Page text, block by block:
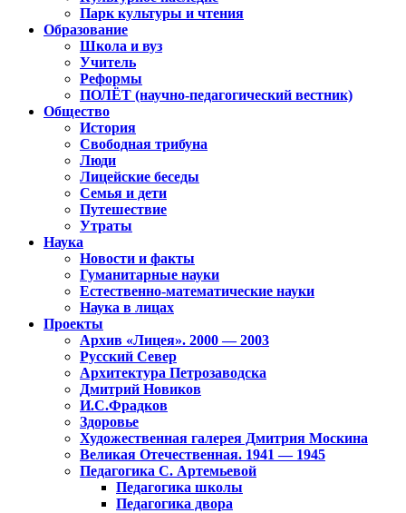
Парк культуры и чтения
Образование
Школа и вуз
Учитель
Реформы
ПОЛЁТ (научно-педагогический вестник)
Общество
История
Свободная трибуна
Люди
Лицейские беседы
Семья и дети
Путешествие
Утраты
Наука
Новости и факты
Гуманитарные науки
Естественно-математические науки
Наука в лицах
Проекты
Архив «Лицея». 2000 — 2003
Русский Север
Архитектура Петрозаводска
Дмитрий Новиков
И.С.Фрадков
Здоровье
Художественная галерея Дмитрия Москина
Великая Отечественная. 1941 — 1945
Педагогика С. Артемьевой
Педагогика школы
Педагогика двора